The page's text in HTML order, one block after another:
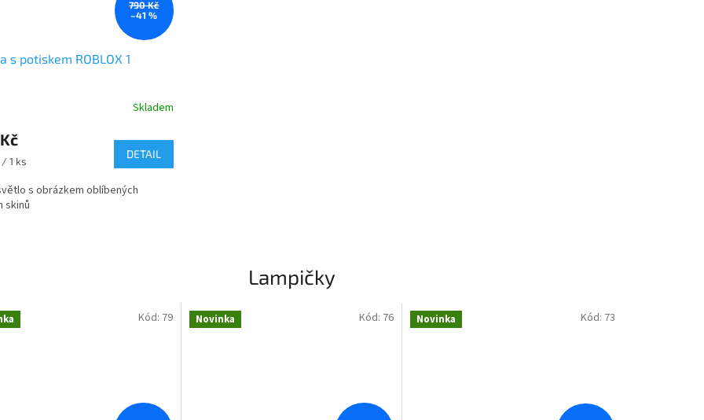
790 Kč
–41 %
s potiskem ROBLOX 1
Skladem
1 ks
DETAIL
s obrázkem oblíbených
skinů
Lampičky
Kód: 79 Novinka Kód: 76 Novinka Kód: 73